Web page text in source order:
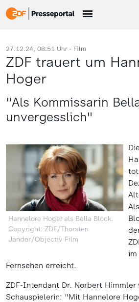
27.12.24, 08:51 Uhr - Film
ZDF trauert um
Hoger
"Als Kommissarin
unvergesslich"
Hannelore Hoger als Bella Block.
Copyright: ZDF/Thorsten
Jander/Objectiv Film
im
Fernsehen erreicht.
ZDF-Intendant Dr. Norbert
Schauspielerin: "Mit Hannelore